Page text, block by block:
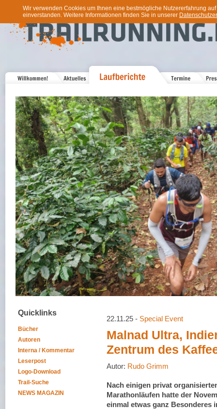
Wir verwenden Cookies um Ihnen eine bestmögliche Nutzererfahrung
einverstanden. Weitere Informationen finden Sie in unserer
Quicklinks
Bücher
Autoren
Interna / Kommentar
Leserpost
Logo-Download
Trail-Suche
NEWS MAGAZIN
22.11.25 - Special Event
Malnad Ultra,
Zentrum des
Autor: Rudo Grimm
Nach einigen privat
Marathonläufen hatte der
einmal etwas ganz Besonderes